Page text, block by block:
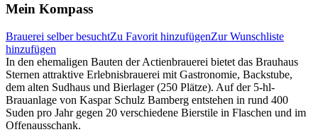
Mein Kompass
Brauerei selber besuchtZu Favorit hinzufügenZur Wunschliste
hinzufügen
In den ehemaligen Bauten der Actienbrauerei bietet das Brauhaus
Sternen attraktive Erlebnisbrauerei mit Gastronomie, Backstube,
dem alten Sudhaus und Bierlager (250 Plätze). Auf der 5-hl-
Brauanlage von Kaspar Schulz Bamberg entstehen in rund 400
Suden pro Jahr gegen 20 verschiedene Bierstile in Flaschen und im
Offenausschank.